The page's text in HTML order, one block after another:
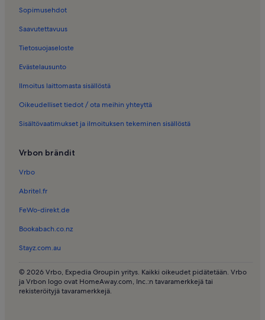
Sopimusehdot
Saavutettavuus
Tietosuojaseloste
Evästelausunto
Ilmoitus laittomasta sisällöstä
Oikeudelliset tiedot / ota meihin yhteyttä
Sisältövaatimukset ja ilmoituksen tekeminen sisällöstä
Vrbon brändit
Vrbo
Abritel.fr
FeWo-direkt.de
Bookabach.co.nz
Stayz.com.au
© 2026 Vrbo, Expedia Groupin yritys. Kaikki oikeudet pidätetään. Vrbo
ja Vrbon logo ovat HomeAway.com, Inc.:n tavaramerkkejä tai
rekisteröityjä tavaramerkkejä.